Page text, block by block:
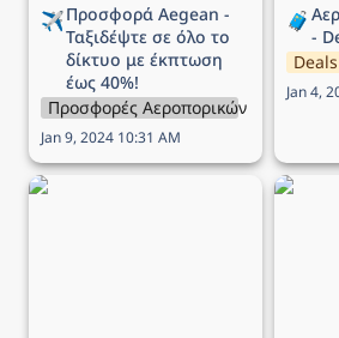
✈️
Ταξιδέψτε σε όλο το
δίκτυο με έκπτωση
έως 40%!
Προσφορές Αεροπορικών Εταιρειών
Jan 9, 2024 10:31 AM
🧳
-
Jan 4,
Προσφορά Aegean -